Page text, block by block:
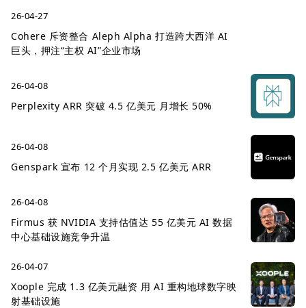
26-04-27
Cohere 斥资整合 Aleph Alpha 打造跨大西洋 AI
巨头，押注“主权 AI”企业市场
26-04-08
Perplexity ARR 突破 4.5 亿美元 月增长 50%
26-04-08
Genspark 宣布 12 个月实现 2.5 亿美元 ARR
26-04-08
Firmus 获 NVIDIA 支持估值达 55 亿美元 AI 数据
中心基础设施竞争升温
26-04-07
Xoople 完成 1.3 亿美元融资 用 AI 重构地球数字映
射基础设施